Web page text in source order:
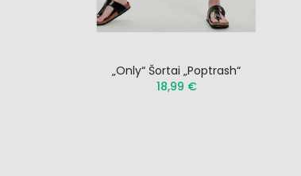
„Only“ Šortai „Poptrash“
18,99 €